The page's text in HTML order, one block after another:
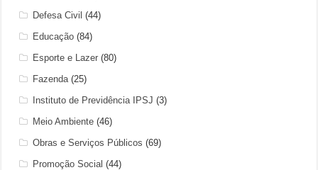
Defesa Civil (44)
Educação (84)
Esporte e Lazer (80)
Fazenda (25)
Instituto de Previdência IPSJ (3)
Meio Ambiente (46)
Obras e Serviços Públicos (69)
Promoção Social (44)